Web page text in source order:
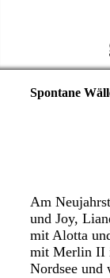
Spontane
Am
und Joy,
mit Alotta
mit Merlin II
Nordsee und